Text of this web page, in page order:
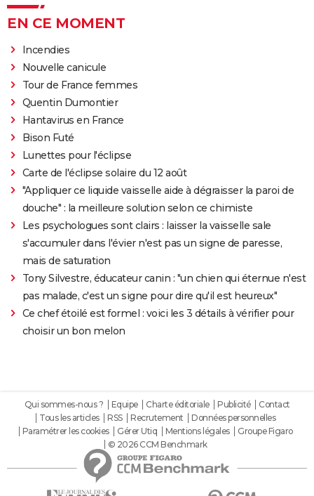
EN CE MOMENT
Incendies
Nouvelle canicule
Tour de France femmes
Quentin Dumontier
Hantavirus en France
Bison Futé
Lunettes pour l'éclipse
Carte de l'éclipse solaire du 12 août
"Appliquer ce liquide vaisselle aide à dégraisser la paroi de
douche" : la meilleure solution selon ce chimiste
Les psychologues sont clairs : laisser la vaisselle sale
s'accumuler dans l'évier n'est pas un signe de paresse,
mais de saturation
Tony Silvestre, éducateur canin : "un chien qui éternue n'est
pas malade, c'est un signe pour dire qu'il est heureux"
Ce chef étoilé est formel : voici les 3 détails à vérifier pour
choisir un bon melon
Qui sommes-nous ? Equipe Charte éditoriale Publicité
Contact
Tous les articles
RSS Recrutement
Données personnelles
Paramétrer les cookies
Gérer Utiq Mentions légales
Groupe Figaro
© 2026 CCM Benchmark